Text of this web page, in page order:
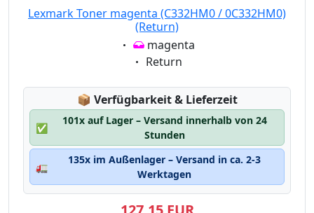
Lexmark Toner magenta (C332HM0 / 0C332HM0)
(Return)
Eigenschaft:
magenta
Eigenschaft:
Return
📦 Lagerstatus:
Verfügbarkeit & Lieferzeit
✅
101x auf Lager – Versand innerhalb von 24
Stunden
🚛
135x im Außenlager – Versand in ca. 2-3
Werktagen